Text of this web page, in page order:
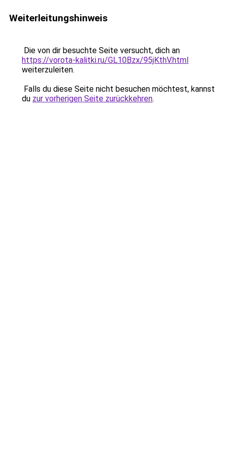
Weiterleitungshinweis
Die von dir besuchte Seite versucht, dich an
https://vorota-kalitki.ru/GL10Bzx/95jKthV.html
weiterzuleiten.
Falls du diese Seite nicht besuchen möchtest, kannst
du zur vorherigen Seite zurückkehren.